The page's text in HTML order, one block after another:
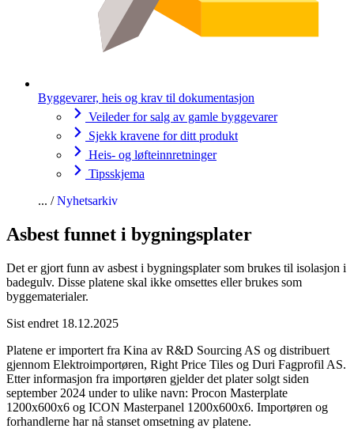
Byggevarer, heis og krav til dokumentasjon
Veileder for salg av gamle byggevarer
Sjekk kravene for ditt produkt
Heis- og løfteinnretninger
Tipsskjema
Nyhetsarkiv
Asbest funnet i bygningsplater
Det er gjort funn av asbest i bygningsplater som brukes til isolasjon i
badegulv. Disse platene skal ikke omsettes eller brukes som
byggematerialer.
Sist endret 18.12.2025
Platene er importert fra Kina av R&D Sourcing AS og distribuert
gjennom Elektroimportøren, Right Price Tiles og Duri Fagprofil AS.
Etter informasjon fra importøren gjelder det plater solgt siden
september 2024 under to ulike navn: Procon Masterplate
1200x600x6 og ICON Masterpanel 1200x600x6. Importøren og
forhandlerne har nå stanset omsetning av platene.